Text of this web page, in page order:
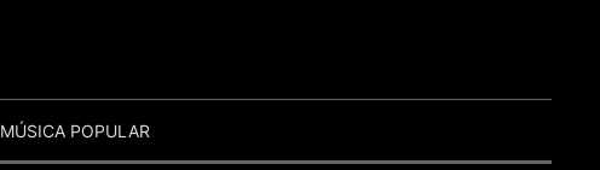
MÚSICA POPULAR